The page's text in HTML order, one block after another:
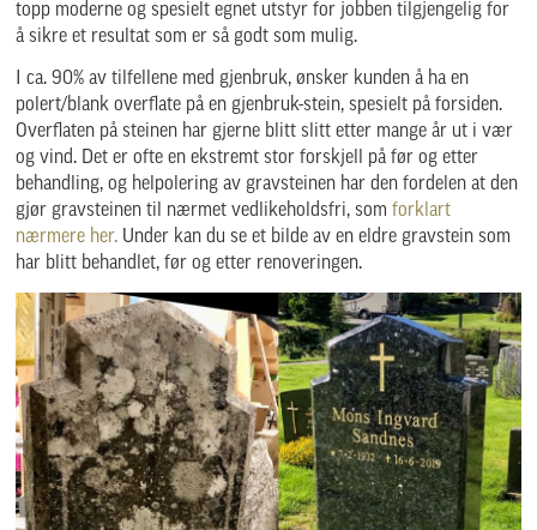
topp moderne og spesielt egnet utstyr for jobben tilgjengelig for
å sikre et resultat som er så godt som mulig.
I ca. 90% av tilfellene med gjenbruk, ønsker kunden å ha en
polert/blank overflate på en gjenbruk-stein, spesielt på forsiden.
Overflaten på steinen har gjerne blitt slitt etter mange år ut i vær
og vind. Det er ofte en ekstremt stor forskjell på før og etter
behandling, og helpolering av gravsteinen har den fordelen at den
gjør gravsteinen til nærmet vedlikeholdsfri, somforklart
nærmere her. Under kan du se et bilde av en eldre gravstein som
har blitt behandlet, før og etter renoveringen.